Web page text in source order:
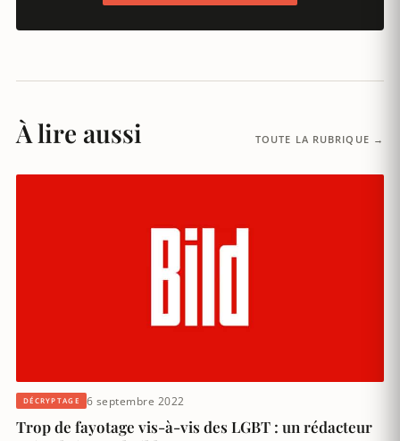
À lire aussi TOUTE LA RUBRIQUE →
DÉCRYPTAGE 6 septembre 2022
Trop de fayotage vis-à-vis des LGBT : un rédacteur